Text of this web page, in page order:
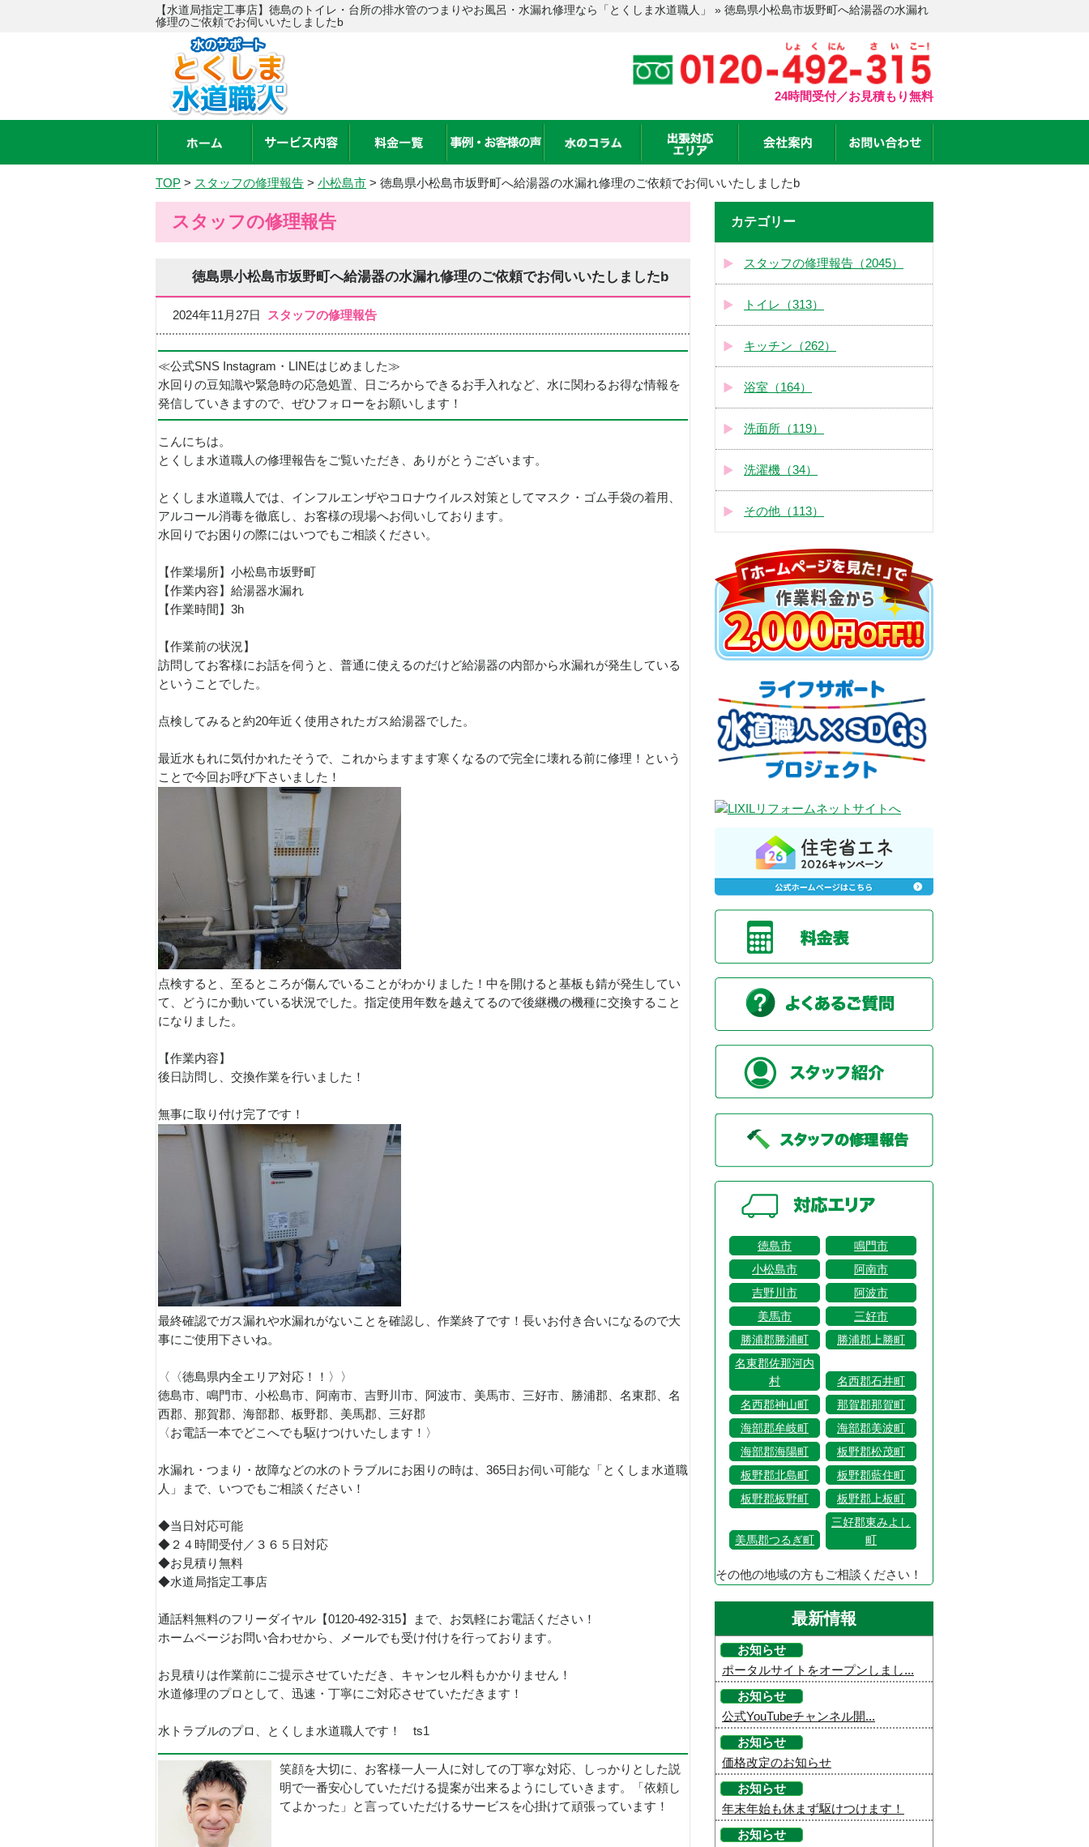
【水道局指定工事店】徳島のトイレ・台所の排水管のつまりやお風呂・水漏れ修理なら「とくしま水道職人」 » 徳島県小松島市坂野町へ給湯器の水漏れ
修理のご依頼でお伺いいたしましたb
24時間受付／お見積もり無料
TOP > スタッフの修理報告 > 小松島市 > 徳島県小松島市坂野町へ給湯器の水漏れ修理のご依頼でお伺いいたしましたb
スタッフの修理報告
徳島県小松島市坂野町へ給湯器の水漏れ修理のご依頼でお伺いいたしましたb
2024年11月27日 スタッフの修理報告
≪公式SNS Instagram・LINEはじめました≫
水回りの豆知識や緊急時の応急処置、日ごろからできるお手入れなど、水に関わるお得な情報を
発信していきますので、ぜひフォローをお願いします！
こんにちは。
とくしま水道職人の修理報告をご覧いただき、ありがとうございます。
とくしま水道職人では、インフルエンザやコロナウイルス対策としてマスク・ゴム手袋の着用、
アルコール消毒を徹底し、お客様の現場へお伺いしております。
水回りでお困りの際にはいつでもご相談ください。
【作業場所】小松島市坂野町
【作業内容】給湯器水漏れ
【作業時間】3h
【作業前の状況】
訪問してお客様にお話を伺うと、普通に使えるのだけど給湯器の内部から水漏れが発生している
ということでした。
点検してみると約20年近く使用されたガス給湯器でした。
最近水もれに気付かれたそうで、これからますます寒くなるので完全に壊れる前に修理！という
ことで今回お呼び下さいました！
点検すると、至るところが傷んでいることがわかりました！中を開けると基板も錆が発生してい
て、どうにか動いている状況でした。指定使用年数を越えてるので後継機の機種に交換すること
になりました。
【作業内容】
後日訪問し、交換作業を行いました！
無事に取り付け完了です！
最終確認でガス漏れや水漏れがないことを確認し、作業終了です！長いお付き合いになるので大
事にご使用下さいね。
〈〈徳島県内全エリア対応！！〉〉
徳島市、鳴門市、小松島市、阿南市、吉野川市、阿波市、美馬市、三好市、勝浦郡、名東郡、名
西郡、那賀郡、海部郡、板野郡、美馬郡、三好郡
〈お電話一本でどこへでも駆けつけいたします！〉
水漏れ・つまり・故障などの水のトラブルにお困りの時は、365日お伺い可能な「とくしま水道職
人」まで、いつでもご相談ください！
◆当日対応可能
◆２４時間受付／３６５日対応
◆お見積り無料
◆水道局指定工事店
通話料無料のフリーダイヤル【0120-492-315】まで、お気軽にお電話ください！
ホームページお問い合わせから、メールでも受け付けを行っております。
お見積りは作業前にご提示させていただき、キャンセル料もかかりません！
水道修理のプロとして、迅速・丁寧にご対応させていただきます！
水トラブルのプロ、とくしま水道職人です！ ts1
笑顔を大切に、お客様一人一人に対しての丁寧な対応、しっかりとした説
明で一番安心していただける提案が出来るようにしていきます。「依頼し
てよかった」と言っていただけるサービスを心掛けて頑張っています！
カテゴリー
スタッフの修理報告（2045）
トイレ（313）
キッチン（262）
浴室（164）
洗面所（119）
洗濯機（34）
その他（113）
徳島市
鳴門市
小松島市
阿南市
吉野川市
阿波市
美馬市
三好市
勝浦郡勝浦町
勝浦郡上勝町
名東郡佐那河内
村
名西郡石井町
名西郡神山町
那賀郡那賀町
海部郡牟岐町
海部郡美波町
海部郡海陽町
板野郡松茂町
板野郡北島町
板野郡藍住町
板野郡板野町
板野郡上板町
美馬郡つるぎ町
三好郡東みよし
町
その他の地域の方もご相談ください！
最新情報
お知らせ
ポータルサイトをオープンしまし...
お知らせ
公式YouTubeチャンネル開...
お知らせ
価格改定のお知らせ
お知らせ
年末年始も休まず駆けつけます！
お知らせ